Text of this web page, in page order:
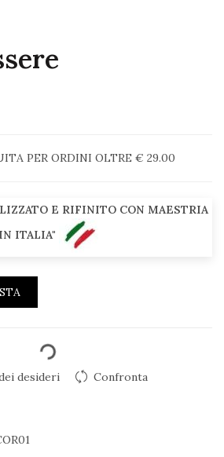
PER ORDINI OLTRE € 29.00
E RIFINITO CON MAESTRIA
IN ITALIA"
desideri Confronta